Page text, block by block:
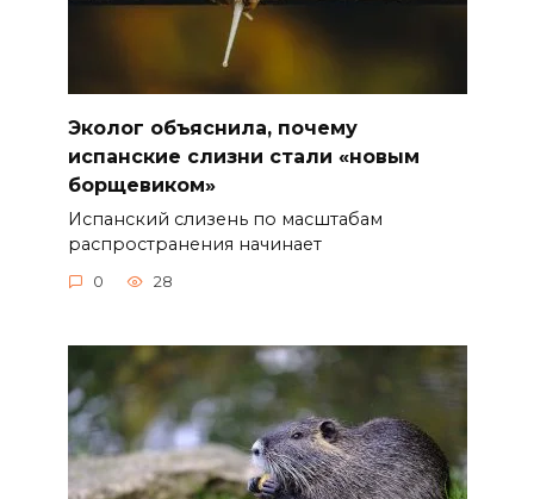
Эколог объяснила, почему
испанские слизни стали «новым
борщевиком»
Испанский слизень по масштабам
распространения начинает
0 28